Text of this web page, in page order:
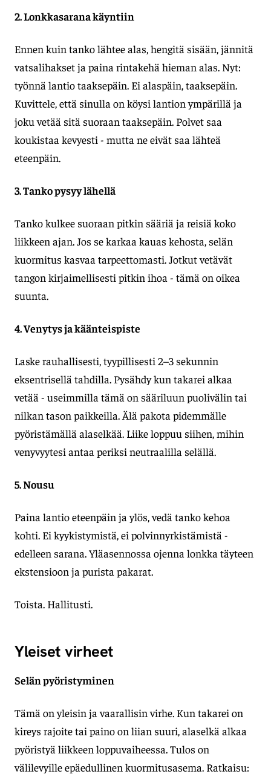
2. Lonkkasarana käyntiin
Ennen kuin tanko lähtee alas, hengitä sisään, jännitä
vatsalihakset ja paina rintakehä hieman alas. Nyt:
työnnä lantio taaksepäin. Ei alaspäin, taaksepäin.
Kuvittele, että sinulla on köysi lantion ympärillä ja
joku vetää sitä suoraan taaksepäin. Polvet saa
koukistaa kevyesti - mutta ne eivät saa lähteä
eteenpäin.
3. Tanko pysyy lähellä
Tanko kulkee suoraan pitkin sääriä ja reisiä koko
liikkeen ajan. Jos se karkaa kauas kehosta, selän
kuormitus kasvaa tarpeettomasti. Jotkut vetävät
tangon kirjaimellisesti pitkin ihoa - tämä on oikea
suunta.
4. Venytys ja käänteispiste
Laske rauhallisesti, tyypillisesti 2–3 sekunnin
eksentrisellä tahdilla. Pysähdy kun takarei alkaa
vetää - useimmilla tämä on sääriluun puolivälin tai
nilkan tason paikkeilla. Älä pakota pidemmälle
pyöristämällä alaselkää. Liike loppuu siihen, mihin
venyvyytesi antaa periksi neutraalilla selällä.
5. Nousu
Paina lantio eteenpäin ja ylös, vedä tanko kehoa
kohti. Ei kyykistymistä, ei polvinnyrkistämistä -
edelleen sarana. Yläasennossa ojenna lonkka täyteen
ekstensioon ja purista pakarat.
Toista. Hallitusti.
Yleiset virheet
Selän pyöristyminen
Tämä on yleisin ja vaarallisin virhe. Kun takarei on
kireys rajoite tai paino on liian suuri, alaselkä alkaa
pyöristyä liikkeen loppuvaiheessa. Tulos on
välilevyille epäedullinen kuormitusasema. Ratkaisu: